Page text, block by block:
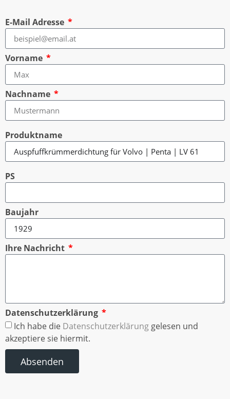
E-Mail Adresse
Vorname
Nachname
Produktname
PS
Baujahr
Ihre Nachricht
Datenschutzerklärung
Ich habe die Datenschutzerklärung gelesen und
akzeptiere sie hiermit.
Absenden